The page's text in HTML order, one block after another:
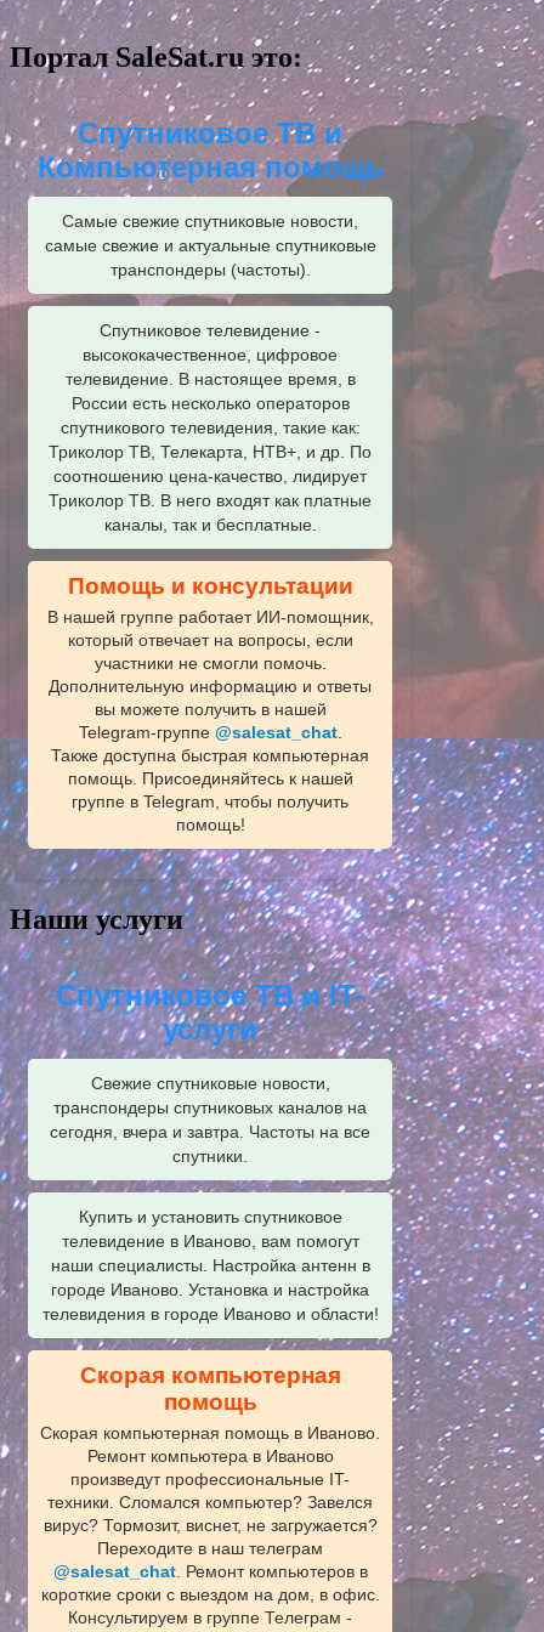
Портал SaleSat.ru это:
Спутниковое ТВ и
Компьютерная помощь
Самые свежие спутниковые новости,
самые свежие и актуальные спутниковые
транспондеры (частоты).
Спутниковое телевидение -
высококачественное, цифровое
телевидение. В настоящее время, в
России есть несколько операторов
спутникового телевидения, такие как:
Триколор ТВ, Телекарта, НТВ+, и др. По
соотношению цена-качество, лидирует
Триколор ТВ. В него входят как платные
каналы, так и бесплатные.
Помощь и консультации
В нашей группе работает ИИ‑помощник,
который отвечает на вопросы, если
участники не смогли помочь.
Дополнительную информацию и ответы
вы можете получить в нашей
Telegram‑группе @salesat_chat.
Также доступна быстрая компьютерная
помощь. Присоединяйтесь к нашей
группе в Telegram, чтобы получить
помощь!
Наши услуги
Спутниковое ТВ и IT-
услуги
Свежие спутниковые новости,
транспондеры спутниковых каналов на
сегодня, вчера и завтра. Частоты на все
спутники.
Купить и установить спутниковое
телевидение в Иваново, вам помогут
наши специалисты. Настройка антенн в
городе Иваново. Установка и настройка
телевидения в городе Иваново и области!
Скорая компьютерная
помощь
Скорая компьютерная помощь в Иваново.
Ремонт компьютера в Иваново
произведут профессиональные IT-
техники. Сломался компьютер? Завелся
вирус? Тормозит, виснет, не загружается?
Переходите в наш телеграм
@salesat_chat. Ремонт компьютеров в
короткие сроки с выездом на дом, в офис.
Консультируем в группе Телеграм -